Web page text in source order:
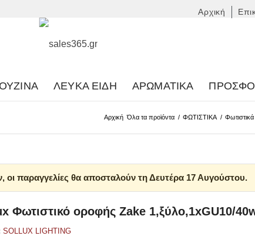
Αρχική
ΛΕΥΚΆ ΕΊΔΗ ΑΡΩΜΑΤΙΚΆ
Αρχική Όλα τα προϊόντα / ΦΩΤΙΣΤΙΚΑ /
παραγγελίες θα αποσταλούν τη Δευτέρα 17 Αυγούστου.
Φωτιστικό οροφής Zake 1,ξύλο,1xGU10/
SOLLUX LIGHTING